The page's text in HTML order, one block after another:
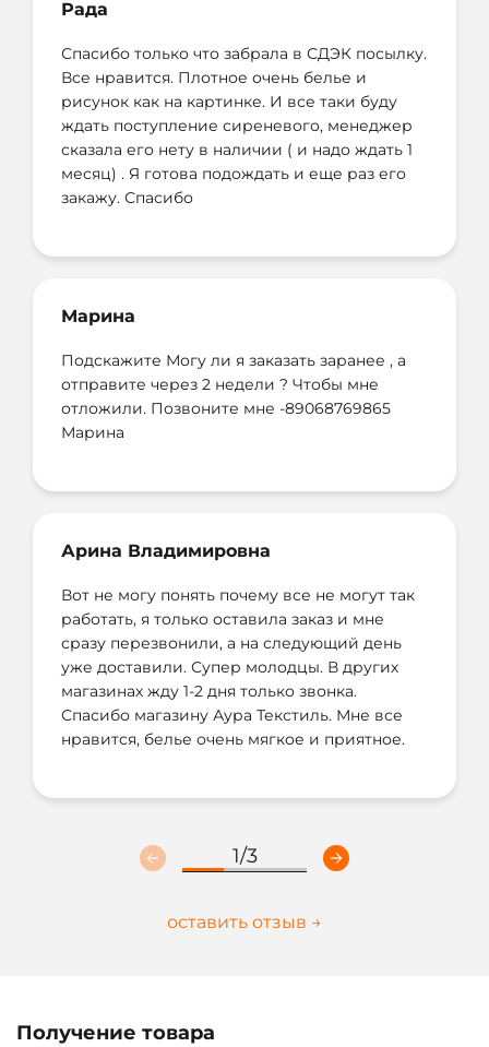
Рада
Спасибо только что забрала в СДЭК посылку.
Все нравится. Плотное очень белье и
рисунок как на картинке. И все таки буду
ждать поступление сиреневого, менеджер
сказала его нету в наличии ( и надо ждать 1
месяц) . Я готова подождать и еще раз его
закажу. Спасибо
Марина
Подскажите Могу ли я заказать заранее , а
отправите через 2 недели ? Чтобы мне
отложили. Позвоните мне -89068769865
Марина
Арина Владимировна
Вот не могу понять почему все не могут так
работать, я только оставила заказ и мне
сразу перезвонили, а на следующий день
уже доставили. Супер молодцы. В других
магазинах жду 1-2 дня только звонка.
Спасибо магазину Аура Текстиль. Мне все
нравится, белье очень мягкое и приятное.
Давно искала белье в цвет интерьера,
классно что такой большой выбор. Все
получила вчера. Все отлично
оно очень классное и упаковано очень
Ольге за помощь выборе.
заказать. Через сайт не умею
Работают честно, все можно проверить
перед оплатой, поэтому смело заказала.
Привезли за 3 дня. Все
понравилось)Довольна.
довольны. Ткань хлопковая, супер.
мне дозвониться. А так все супер.
быстро звонят и отправляют в этот же день.
Спасибо
1/3
оставить отзыв →
Получение товара